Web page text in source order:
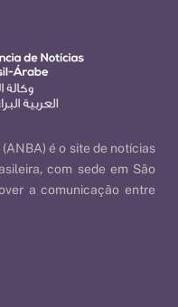
é o site de notícias
com sede em São
a comunicação entre